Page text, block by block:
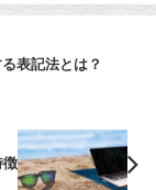
表記法とは？
徴